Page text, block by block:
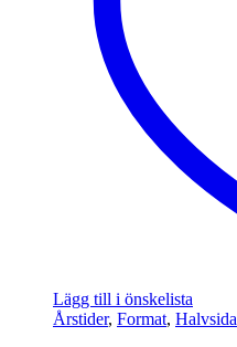
Lägg till i önskelista
Årstider, Format, Halvsida